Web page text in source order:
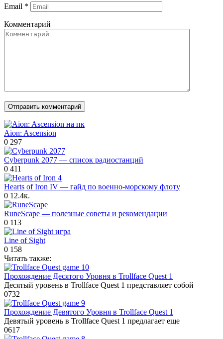
Email *
Комментарий
Aion: Ascension
0 297
Cyberpunk 2077 — список радиостанций
0 411
Hearts of Iron IV — гайд по военно-морскому флоту
0 12.4к.
RuneScape — полезные советы и рекомендации
0 113
Line of Sight
0 158
Читать также:
Прохождение Десятого Уровня в Trollface Quest 1
Десятый уровень в Trollface Quest 1 представляет собой
0732
Прохождение Девятого Уровня в Trollface Quest 1
Девятый уровень в Trollface Quest 1 предлагает еще
0617